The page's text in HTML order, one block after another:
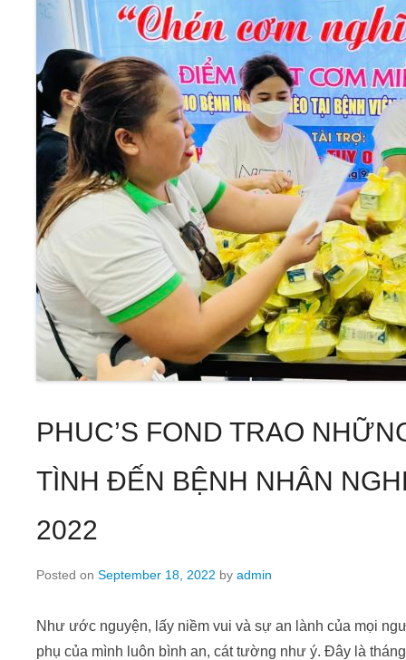
PHUC’S FOND TRAO
TÌNH ĐẾN BỆNH NHÂN
2022
Posted on September 18, 2022 by admin
Như ước nguyện, lấy niềm vui và sự an lành của mọi
phụ của mình luôn bình an, cát tường như ý. Đây là